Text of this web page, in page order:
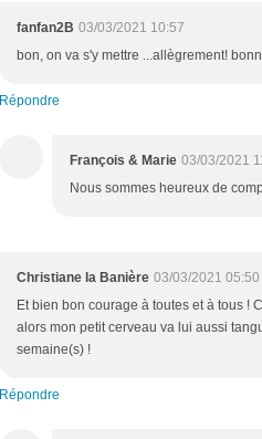
fanfan2B 03/03/2021 10:57
bon, on va s'y mettre ...allègrement!
Répondre
François & Marie 03/03/2021
Nous sommes heureux de
Christiane la Banière 03/03/2021 05:50
Et bien bon courage à toutes et à tous !
alors mon petit cerveau va lui aussi
semaine(s) !
Répondre